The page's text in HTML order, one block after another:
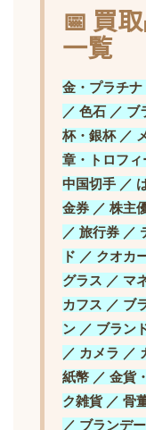
📅 買
一覧
金・プラチ
／ 色石 ／ ブ
杯・銀杯 ／
章・トロフィ
中国切手 ／
金券 ／ 株主
／ 旅行券 ／
ド ／ クオカ
グラス ／ マ
カフス ／ ブ
ン ／ ブラン
／ カメラ ／
紙幣 ／ 金貨
ク雑貨 ／ 骨
／ ブランデ